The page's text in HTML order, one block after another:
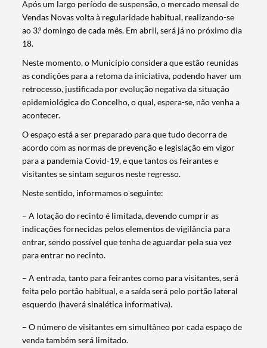
Após um largo período de suspensão, o mercado mensal de
Vendas Novas volta à regularidade habitual, realizando-se
ao 3.º domingo de cada mês. Em abril, será já no próximo dia
18.
Neste momento, o Município considera que estão reunidas
as condições para a retoma da iniciativa, podendo haver um
retrocesso, justificada por evolução negativa da situação
epidemiológica do Concelho, o qual, espera-se, não venha a
acontecer.
O espaço está a ser preparado para que tudo decorra de
acordo com as normas de prevenção e legislação em vigor
para a pandemia Covid-19, e que tantos os feirantes e
visitantes se sintam seguros neste regresso.
Neste sentido, informamos o seguinte:
– A lotação do recinto é limitada, devendo cumprir as
indicações fornecidas pelos elementos de vigilância para
entrar, sendo possível que tenha de aguardar pela sua vez
para entrar no recinto.
– A entrada, tanto para feirantes como para visitantes, será
feita pelo portão habitual, e a saída será pelo portão lateral
esquerdo (haverá sinalética informativa).
– O número de visitantes em simultâneo por cada espaço de
venda também será limitado.